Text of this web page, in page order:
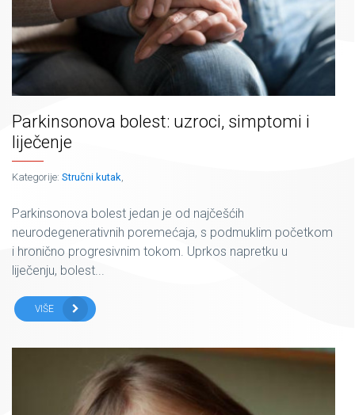
Parkinsonova bolest: uzroci, simptomi i
liječenje
Kategorije: Stručni kutak,
Parkinsonova bolest jedan je od najčešćih
neurodegenerativnih poremećaja, s podmuklim početkom
i hronično progresivnim tokom. Uprkos napretku u
liječenju, bolest...
VIŠE